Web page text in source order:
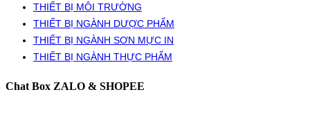
THIẾT BỊ MÔI TRƯỜNG
THIẾT BỊ NGÀNH DƯỢC PHẨM
THIẾT BỊ NGÀNH SƠN MỰC IN
THIẾT BỊ NGÀNH THỰC PHẨM
Chat Box ZALO & SHOPEE